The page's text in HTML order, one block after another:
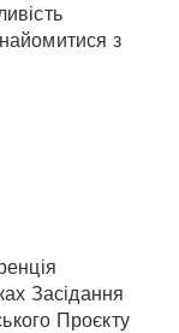
з
Засідання
Проєкту